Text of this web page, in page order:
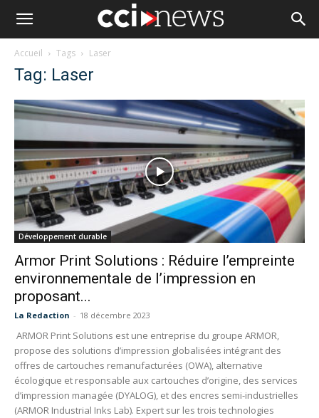
Accueil Tags Laser
Tag: Laser
Développement durable
Armor Print Solutions : Réduire l’empreinte
environnementale de l’impression en
proposant...
La Redaction - 18 décembre 2023
ARMOR Print Solutions est une entreprise du groupe ARMOR,
propose des solutions d’impression globalisées intégrant des
offres de cartouches remanufacturées (OWA), alternative
écologique et responsable aux cartouches d’origine, des services
d’impression managée (DYALOG), et des encres semi-industrielles
(ARMOR Industrial Inks Lab). Expert sur les trois technologies